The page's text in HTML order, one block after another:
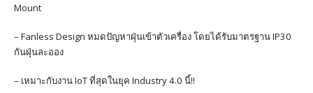
Mount
– Fanless Design หมดปัญหาฝุ่นเข้าตัวเครื่อง โดยได้รับมาตรฐาน IP30
กันฝุ่นละออง
– เหมาะกับงาน IoT ที่สุดในยุค Industry 4.0 นี้!!